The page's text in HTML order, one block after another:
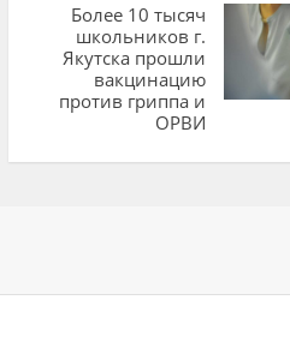
Более 10 тысяч
школьников г.
Якутска прошли
вакцинацию
против гриппа и
ОРВИ